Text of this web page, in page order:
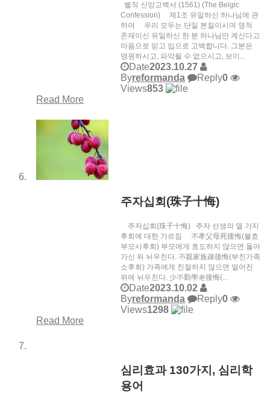
벨직 신앙고백서 (1561) (The Belgic
Confession) 제1조 유일하신 하나님에 관
하여 우리 모두는 단일 본질이시며 영적
존재이신 유일하신 한 분 하나님만 계신다고
마음으로 믿고 입으로 고백합니다. 그분은
영원하시고, 파악될 수 없으시고, 보이...
Date2023.10.27
Byreformanda Reply0
Views853
Read More
주자십회(珠子十悔)
주자십회(珠子十悔) 주자 선생의 열 가지
후회에 대한 가르침 不孝父母死後悔(불효
부모사후회) 부모에게 효도하지 않으면 돌아
가신 뒤 뉘우친다. 不親家族疎後悔(부친가족
소후회) 가족에게 친절하지 않으면 멀어진
뒤에 뉘우친다. 少不勤學老後悔(...
Date2023.10.02
Byreformanda Reply0
Views1298
Read More
심리효과 130가지, 심리학
용어